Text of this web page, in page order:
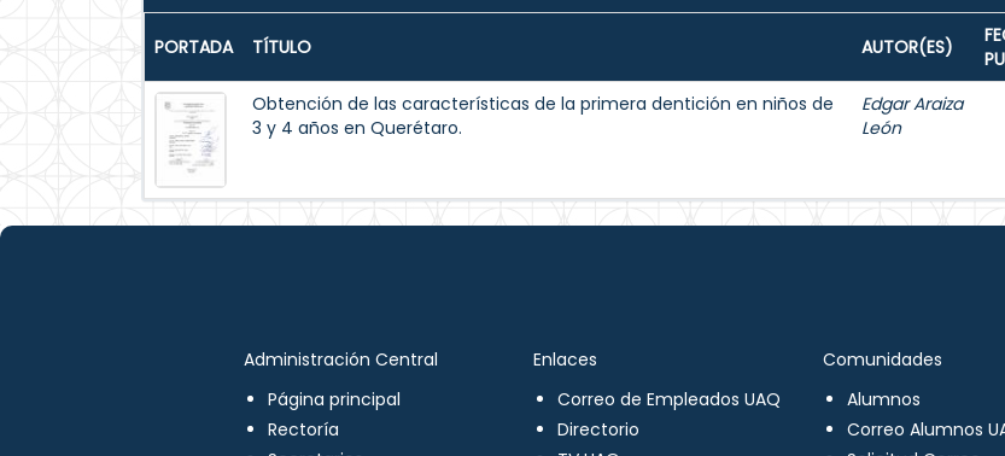
PORTADA TÍTULO AUTOR(ES)
Obtención de las características de la primera dentición en niños de
3 y 4 años en Querétaro.
Edgar Araiza
León
Administración Central
Página principal
Rectoría
Enlaces
Correo de Empleados UAQ
Directorio
Comunidades
Alumnos
Correo Alumnos